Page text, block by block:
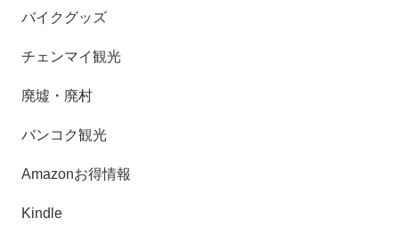
バイクグッズ
チェンマイ観光
廃墟・廃村
バンコク観光
Amazonお得情報
Kindle